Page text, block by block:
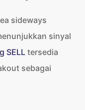
sideways
sinyal
SELL tersedia
sebagai